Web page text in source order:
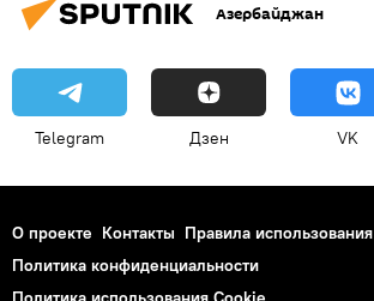
Азербайджан
Telegram Дзен VK
О проекте Контакты Правила использования
Политика конфиденциальности